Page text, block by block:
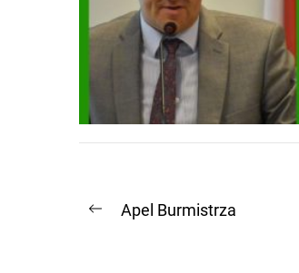
Nawigacja
Previous
Apel Burmistrza